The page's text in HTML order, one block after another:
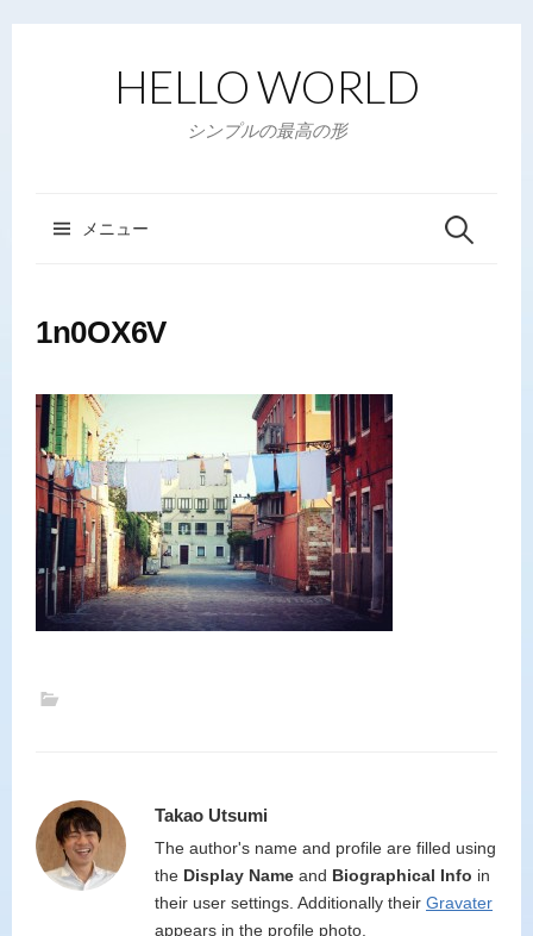
HELLO WORLD
シンプルの最高の形
メニュー 検
1n0OX6V
Takao Utsumi
The author's name and profile are filled using
the Display Name and Biographical Info in
their user settings. Additionally their Gravater
appears in the profile photo.